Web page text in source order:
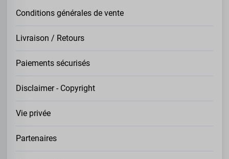
Conditions générales de vente
Livraison / Retours
Paiements sécurisés
Disclaimer - Copyright
Vie privée
Partenaires